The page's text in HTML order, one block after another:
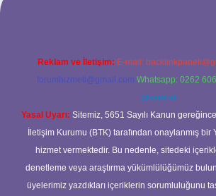
Reklam ve İletişim: E-mail:
forumhizmeti@gmail.com Whatsapp: 0262
@karabul
Yasal Uyarı: Sitemiz, 5651 Sayılı Kanun
İletişim Kurumu (BTK) tarafından onaylanmış bir
hizmet vermektedir. Bu nedenle, sitedeki
denetleme veya araştırma yükümlülüğümüz
üyelerimiz yazdıkları içeriklerin sorumluluğunu